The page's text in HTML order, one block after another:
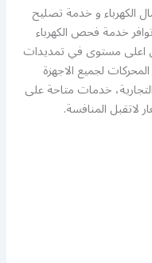
الكهرباء و خدمة تصليح
توافر خدمة فحص الكهرباء
مستوى في تمديدات
لجميع الاجهزة
خدمات متاحة على